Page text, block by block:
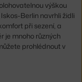
výškou
Berlin navrhli židli
při sezení, a
je mnoho různých
prohlédnout v